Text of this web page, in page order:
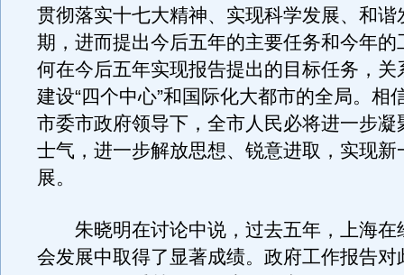
贯彻落实十七大精神、实现科学发展、和谐
期，进而提出今后五年的主要任务和今年的
何在今后五年实现报告提出的目标任务，关
建设“四个中心”和国际化大都市的全局。相
市委市政府领导下，全市人民必将进一步凝
士气，进一步解放思想、锐意进取，实现新
展。
朱晓明在讨论中说，过去五年，上海在
会发展中取得了显著成绩。政府工作报告对